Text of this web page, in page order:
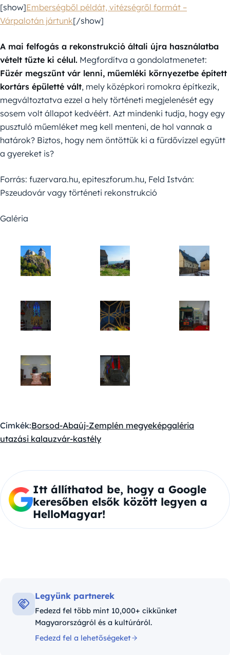
[show]Emberségből példát, vitézségről formát –
Várpalotán jártunk[/show]
A mai felfogás a rekonstrukció általi újra használatba
vételt tűzte ki célul. Megfordítva a gondolatmenetet:
Füzér megszűnt vár lenni, műemléki környezetbe épített
kortárs épületté vált, mely középkori romokra építkezik,
megváltoztatva ezzel a hely történeti megjelenését egy
sosem volt állapot kedvéért. Azt mindenki tudja, hogy egy
pusztuló műemléket meg kell menteni, de hol vannak a
határok? Biztos, hogy nem öntöttük ki a fürdővízzel együtt
a gyereket is?
Forrás: fuzervara.hu, epiteszforum.hu, Feld István:
Pszeudovár vagy történeti rekonstrukció
Galéria
Címkék:Borsod-Abaúj-Zemplén megyeképgaléria
utazási kalauzvár-kastély
Itt állíthatod be, hogy a Google
keresőben elsők között legyen a
HelloMagyar!
Legyünk partnerek
Fedezd fel több mint 10,000+ cikkünket
Magyarországról és a kultúráról.
Fedezd fel a lehetőségeket